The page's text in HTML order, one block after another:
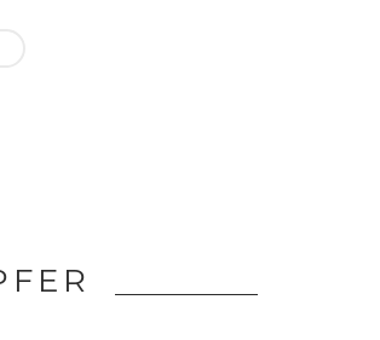
Mißhandelter Vietnamese gestorben